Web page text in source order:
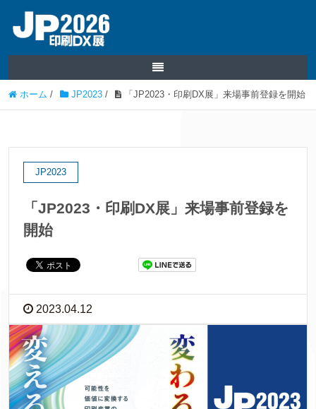
ホーム / JP2023 / 「JP2023・印刷DX展」来場事前登録を開始
JP2023
「JP2023・印刷DX展」来場事前登録を
開始
2023.04.12